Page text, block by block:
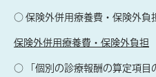
○ 保険外併用療養費・保険外負
保険外併用療養費・保険外負担
○ 「個別の診療報酬の算定項目